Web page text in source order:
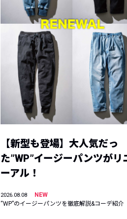
【新型も登場】大人気だっ
た”WP”イージーパンツがリ
ーアル！
2026.08.08
NEW
“WP”のイージーパンツを徹底解説&コーデ紹介